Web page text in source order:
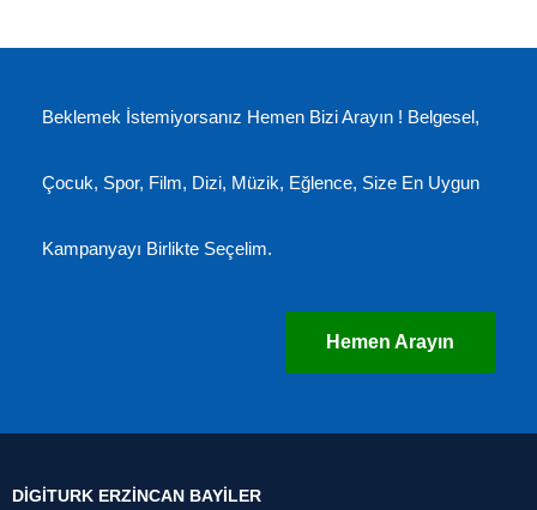
Beklemek İstemiyorsanız Hemen Bizi Arayın ! Belgesel,
Çocuk, Spor, Film, Dizi, Müzik, Eğlence, Size En Uygun
Kampanyayı Birlikte Seçelim.
Hemen Arayın
DIGITURK ERZINCAN BAYILER